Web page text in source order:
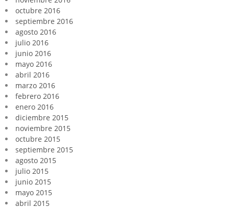
octubre 2016
septiembre 2016
agosto 2016
julio 2016
junio 2016
mayo 2016
abril 2016
marzo 2016
febrero 2016
enero 2016
diciembre 2015
noviembre 2015
octubre 2015
septiembre 2015
agosto 2015
julio 2015
junio 2015
mayo 2015
abril 2015